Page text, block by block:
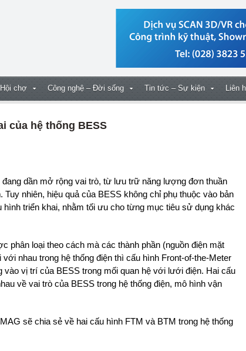
chợ Công nghệ – Đời sống Tin tức – Sự kiện Liên
của hệ thống BESS
nhiên, hiệu quả của BESS không chỉ phụ thuộc vào bản
triển khai, nhằm tối ưu cho từng mục tiêu sử dụng khác
phân loại theo cách mà các thành phần (nguồn điện mặt
nhau trong hệ thống điện thì cấu hình Front-of-the-Meter
vào vị trí của BESS trong mối quan hệ với lưới điện. Hai cấu
về vai trò của BESS trong hệ thống điện, mô hình vận
sẽ chia sẻ về hai cấu hình FTM và BTM trong hệ thống